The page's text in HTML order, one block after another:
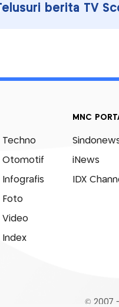
Telusuri berita TV
Techno
Otomotif
Infografis
Foto
Video
Index
MNC
iNews
IDX
© 2007